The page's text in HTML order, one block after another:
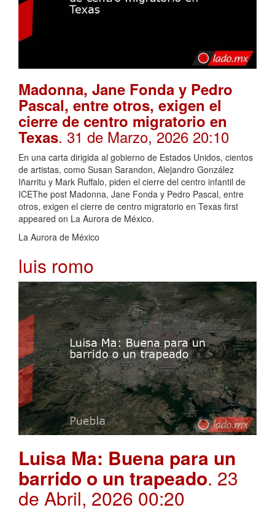
Madonna, Jane Fonda y Pedro
Pascal, entre otros, exigen el
cierre de centro migratorio en
Texas. 31 de Marzo, 2026 20:10
En una carta dirigida al gobierno de Estados Unidos, cientos
de artistas, como Susan Sarandon, Alejandro González
Iñarritu y Mark Ruffalo, piden el cierre del centro infantil de
ICEThe post Madonna, Jane Fonda y Pedro Pascal, entre
otros, exigen el cierre de centro migratorio en Texas first
appeared on La Aurora de México.
La Aurora de México
luis romo
Luisa Ma: Buena para un
barrido o un trapeado. 23
de Abril, 2026 00:20